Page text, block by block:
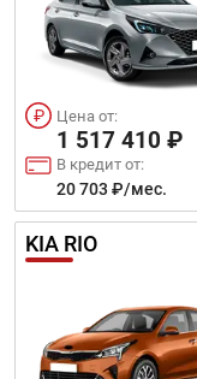
Цена от:
1 517 410 ₽
В кредит от:
20 703 ₽/мес.
KIA RIO